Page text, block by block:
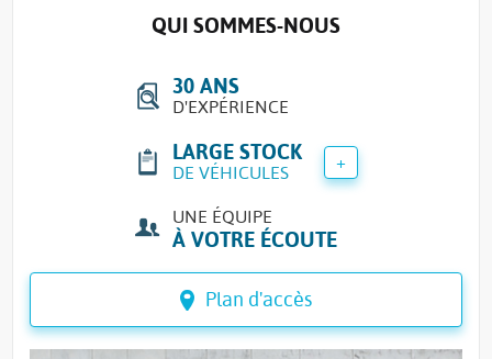
QUI SOMMES-NOUS
30 ANS
D'EXPÉRIENCE
LARGE STOCK
DE VÉHICULES
+
UNE ÉQUIPE
À VOTRE ÉCOUTE
Plan d'accès